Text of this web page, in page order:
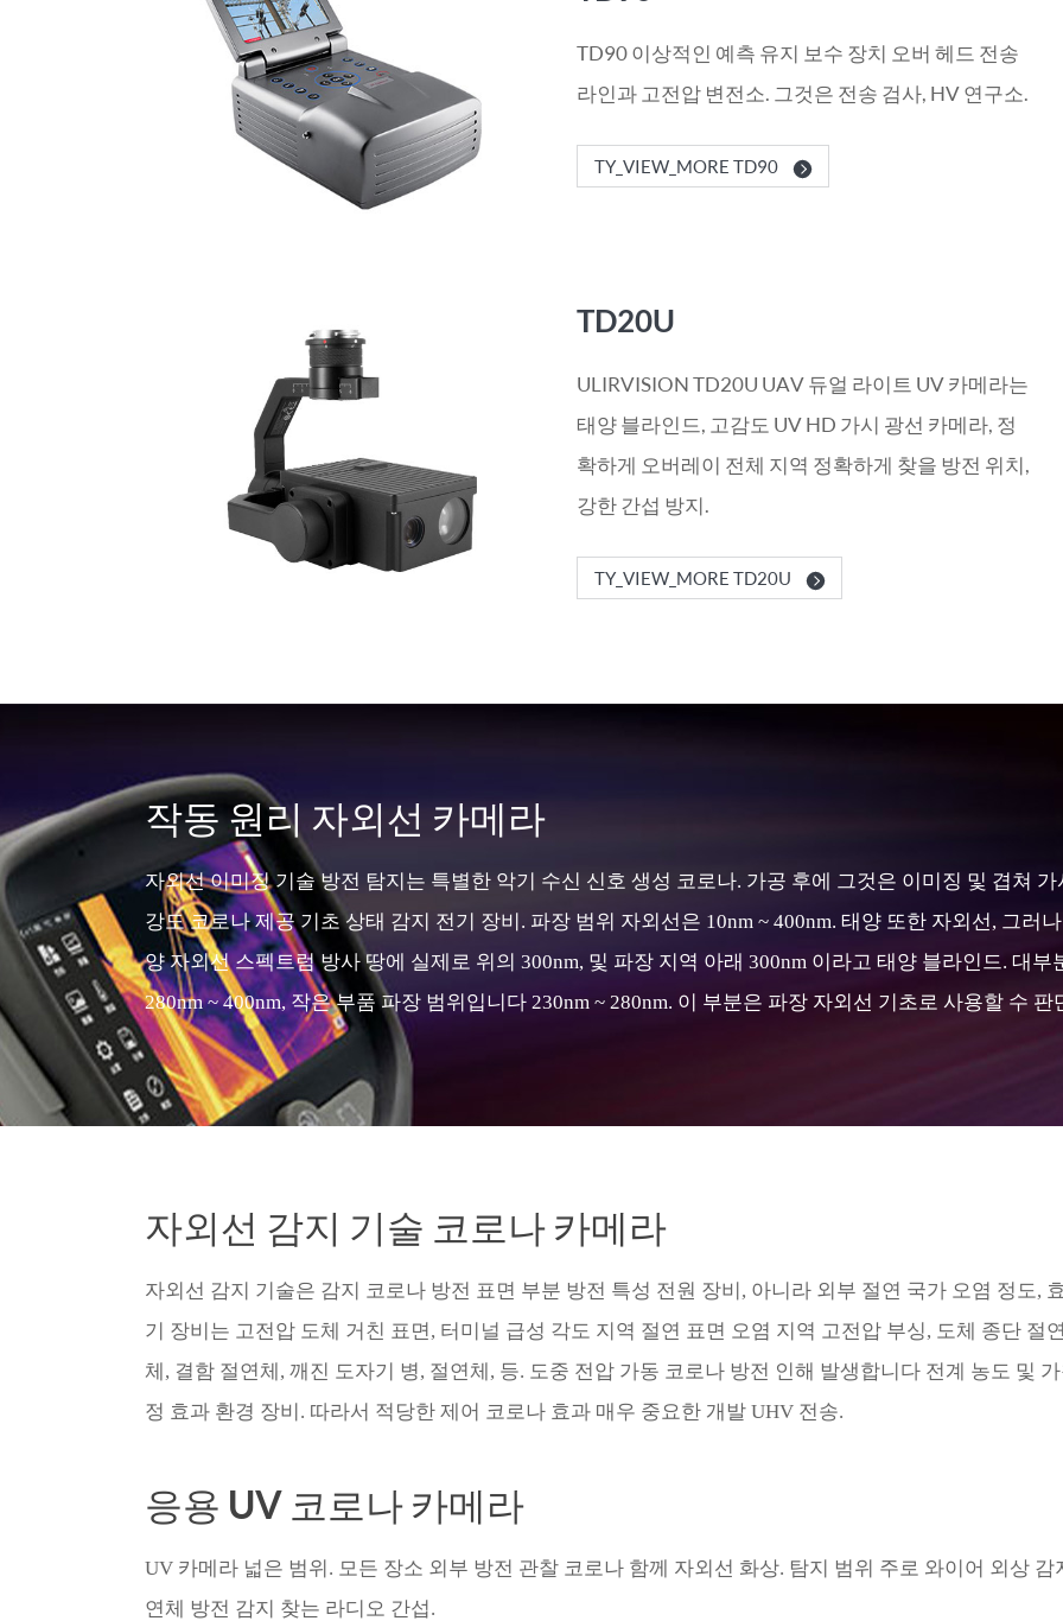
TD90 이상적인 예측 유지 보수 장치 오버 헤드 전송
라인과 고전압 변전소. 그것은 전송 검사, HV 연구소.
TY_VIEW_MORE TD90
TD20U
ULIRVISION TD20U UAV 듀얼 라이트 UV 카메라는
태양 블라인드, 고감도 UV HD 가시 광선 카메라, 정
확하게 오버레이 전체 지역 정확하게 찾을 방전 위치,
강한 간섭 방지.
TY_VIEW_MORE TD20U
작동 원리 자외선 카메라
자외선 이미징 기술 방전 탐지는 특별한 악기 수신 신호 생성 코로나. 가공 후에 그것은 이미징 및 겹쳐
강도 코로나 제공 기초 상태 감지 전기 장비. 파장 범위 자외선은 10nm ~ 400nm. 태양 또한 자외선, 그러
양 자외선 스펙트럼 방사 땅에 실제로 위의 300nm, 및 파장 지역 아래 300nm 이라고 태양 블라인드. 대
280nm ~ 400nm, 작은 부품 파장 범위입니다 230nm ~ 280nm. 이 부분은 파장 자외선 기초로 사용할 수 판
자외선 감지 기술 코로나 카메라
자외선 감지 기술은 감지 코로나 방전 표면 부분 방전 특성 전원 장비, 아니라 외부 절연 국가 오염 정도,
기 장비는 고전압 도체 거친 표면, 터미널 급성 각도 지역 절연 표면 오염 지역 고전압 부싱, 도체 종단 절
체, 결함 절연체, 깨진 도자기 병, 절연체, 등. 도중 전압 가동 코로나 방전 인해 발생합니다 전계 농도 및
정 효과 환경 장비. 따라서 적당한 제어 코로나 효과 매우 중요한 개발 UHV 전송.
응용 UV 코로나 카메라
UV 카메라 넓은 범위. 모든 장소 외부 방전 관찰 코로나 함께 자외선 화상. 탐지 범위 주로 와이어 외상
연체 방전 감지 찾는 라디오 간섭.